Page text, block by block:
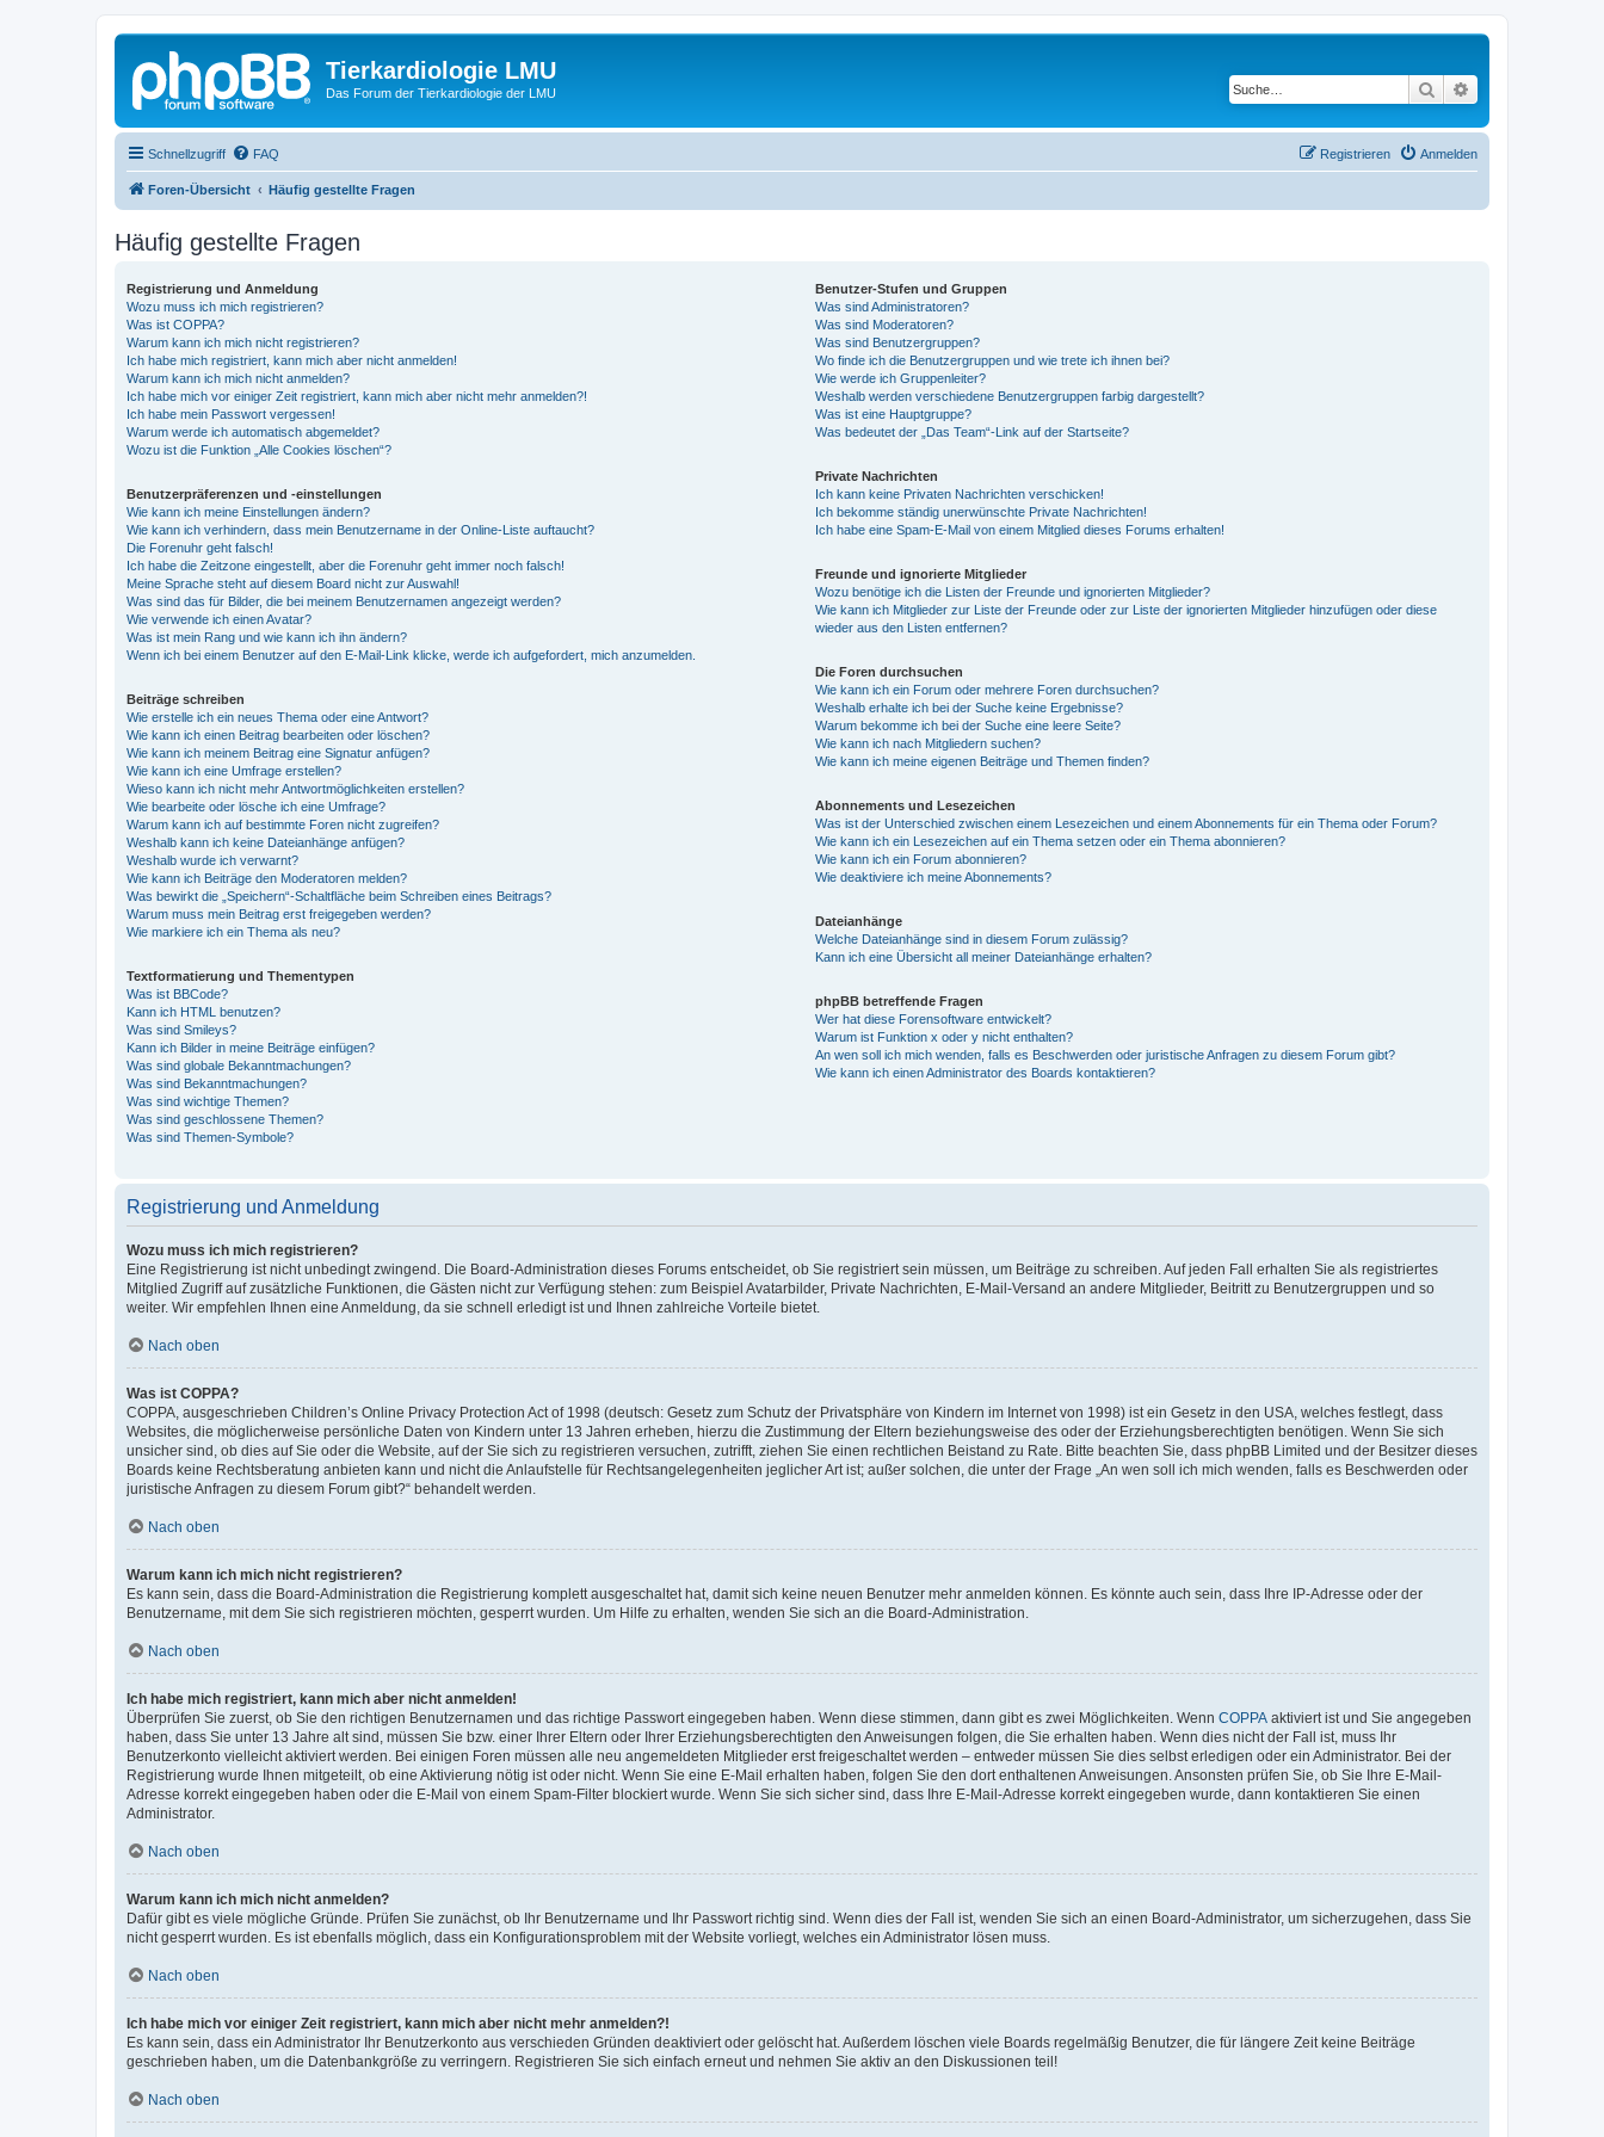
Tierkardiologie LMU
Das Forum der Tierkardiologie der LMU Suche
Schnellzugriff FAQ Anmelden
Registrieren
Foren-Übersicht Häufig gestellte Fragen
Häufig gestellte Fragen
Registrierung und Anmeldung
Wozu muss ich mich registrieren?
Was ist COPPA?
Warum kann ich mich nicht registrieren?
Ich habe mich registriert, kann mich aber nicht anmelden!
Warum kann ich mich nicht anmelden?
Ich habe mich vor einiger Zeit registriert, kann mich aber nicht mehr anmelden?!
Ich habe mein Passwort vergessen!
Warum werde ich automatisch abgemeldet?
Wozu ist die Funktion „Alle Cookies löschen“?
Benutzerpräferenzen und -einstellungen
Wie kann ich meine Einstellungen ändern?
Wie kann ich verhindern, dass mein Benutzername in der Online-Liste auftaucht?
Die Forenuhr geht falsch!
Ich habe die Zeitzone eingestellt, aber die Forenuhr geht immer noch falsch!
Meine Sprache steht auf diesem Board nicht zur Auswahl!
Was sind das für Bilder, die bei meinem Benutzernamen angezeigt werden?
Wie verwende ich einen Avatar?
Was ist mein Rang und wie kann ich ihn ändern?
Wenn ich bei einem Benutzer auf den E-Mail-Link klicke, werde ich aufgefordert, mich anzumelden.
Beiträge schreiben
Wie erstelle ich ein neues Thema oder eine Antwort?
Wie kann ich einen Beitrag bearbeiten oder löschen?
Wie kann ich meinem Beitrag eine Signatur anfügen?
Wie kann ich eine Umfrage erstellen?
Wieso kann ich nicht mehr Antwortmöglichkeiten erstellen?
Wie bearbeite oder lösche ich eine Umfrage?
Warum kann ich auf bestimmte Foren nicht zugreifen?
Weshalb kann ich keine Dateianhänge anfügen?
Weshalb wurde ich verwarnt?
Wie kann ich Beiträge den Moderatoren melden?
Was bewirkt die „Speichern“-Schaltfläche beim Schreiben eines Beitrags?
Warum muss mein Beitrag erst freigegeben werden?
Wie markiere ich ein Thema als neu?
Textformatierung und Thementypen
Was ist BBCode?
Kann ich HTML benutzen?
Was sind Smileys?
Kann ich Bilder in meine Beiträge einfügen?
Was sind globale Bekanntmachungen?
Was sind Bekanntmachungen?
Was sind wichtige Themen?
Was sind geschlossene Themen?
Was sind Themen-Symbole?
Benutzer-Stufen und Gruppen
Was sind Administratoren?
Was sind Moderatoren?
Was sind Benutzergruppen?
Wo finde ich die Benutzergruppen und wie trete ich ihnen bei?
Wie werde ich Gruppenleiter?
Weshalb werden verschiedene Benutzergruppen farbig dargestellt?
Was ist eine Hauptgruppe?
Was bedeutet der „Das Team“-Link auf der Startseite?
Private Nachrichten
Ich kann keine Privaten Nachrichten verschicken!
Ich bekomme ständig unerwünschte Private Nachrichten!
Ich habe eine Spam-E-Mail von einem Mitglied dieses Forums erhalten!
Freunde und ignorierte Mitglieder
Wozu benötige ich die Listen der Freunde und ignorierten Mitglieder?
Wie kann ich Mitglieder zur Liste der Freunde oder zur Liste der ignorierten Mitglieder hinzufügen oder diese
wieder aus den Listen entfernen?
Die Foren durchsuchen
Wie kann ich ein Forum oder mehrere Foren durchsuchen?
Weshalb erhalte ich bei der Suche keine Ergebnisse?
Warum bekomme ich bei der Suche eine leere Seite?
Wie kann ich nach Mitgliedern suchen?
Wie kann ich meine eigenen Beiträge und Themen finden?
Abonnements und Lesezeichen
Was ist der Unterschied zwischen einem Lesezeichen und einem Abonnements für ein Thema oder Forum?
Wie kann ich ein Lesezeichen auf ein Thema setzen oder ein Thema abonnieren?
Wie kann ich ein Forum abonnieren?
Wie deaktiviere ich meine Abonnements?
Dateianhänge
Welche Dateianhänge sind in diesem Forum zulässig?
Kann ich eine Übersicht all meiner Dateianhänge erhalten?
phpBB betreffende Fragen
Wer hat diese Forensoftware entwickelt?
Warum ist Funktion x oder y nicht enthalten?
An wen soll ich mich wenden, falls es Beschwerden oder juristische Anfragen zu diesem Forum gibt?
Wie kann ich einen Administrator des Boards kontaktieren?
Registrierung und Anmeldung
Wozu muss ich mich registrieren?
Eine Registrierung ist nicht unbedingt zwingend. Die Board-Administration dieses Forums entscheidet, ob Sie registriert sein müssen, um Beiträge zu schreiben. Auf jeden Fall erhalten Sie als registriertes
Mitglied Zugriff auf zusätzliche Funktionen, die Gästen nicht zur Verfügung stehen: zum Beispiel Avatarbilder, Private Nachrichten, E-Mail-Versand an andere Mitglieder, Beitritt zu Benutzergruppen und so
weiter. Wir empfehlen Ihnen eine Anmeldung, da sie schnell erledigt ist und Ihnen zahlreiche Vorteile bietet.
Nach oben
Was ist COPPA?
COPPA, ausgeschrieben Children’s Online Privacy Protection Act of 1998 (deutsch: Gesetz zum Schutz der Privatsphäre von Kindern im Internet von 1998) ist ein Gesetz in den USA, welches festlegt, dass
Websites, die möglicherweise persönliche Daten von Kindern unter 13 Jahren erheben, hierzu die Zustimmung der Eltern beziehungsweise des oder der Erziehungsberechtigten benötigen. Wenn Sie sich
unsicher sind, ob dies auf Sie oder die Website, auf der Sie sich zu registrieren versuchen, zutrifft, ziehen Sie einen rechtlichen Beistand zu Rate. Bitte beachten Sie, dass phpBB Limited und der Besitzer dieses
Boards keine Rechtsberatung anbieten kann und nicht die Anlaufstelle für Rechtsangelegenheiten jeglicher Art ist; außer solchen, die unter der Frage „An wen soll ich mich wenden, falls es Beschwerden oder
juristische Anfragen zu diesem Forum gibt?“ behandelt werden.
Nach oben
Warum kann ich mich nicht registrieren?
Es kann sein, dass die Board-Administration die Registrierung komplett ausgeschaltet hat, damit sich keine neuen Benutzer mehr anmelden können. Es könnte auch sein, dass Ihre IP-Adresse oder der
Benutzername, mit dem Sie sich registrieren möchten, gesperrt wurden. Um Hilfe zu erhalten, wenden Sie sich an die Board-Administration.
Nach oben
Ich habe mich registriert, kann mich aber nicht anmelden!
Überprüfen Sie zuerst, ob Sie den richtigen Benutzernamen und das richtige Passwort eingegeben haben. Wenn diese stimmen, dann gibt es zwei Möglichkeiten. Wenn COPPA aktiviert ist und Sie angegeben
haben, dass Sie unter 13 Jahre alt sind, müssen Sie bzw. einer Ihrer Eltern oder Ihrer Erziehungsberechtigten den Anweisungen folgen, die Sie erhalten haben. Wenn dies nicht der Fall ist, muss Ihr
Benutzerkonto vielleicht aktiviert werden. Bei einigen Foren müssen alle neu angemeldeten Mitglieder erst freigeschaltet werden – entweder müssen Sie dies selbst erledigen oder ein Administrator. Bei der
Registrierung wurde Ihnen mitgeteilt, ob eine Aktivierung nötig ist oder nicht. Wenn Sie eine E-Mail erhalten haben, folgen Sie den dort enthaltenen Anweisungen. Ansonsten prüfen Sie, ob Sie Ihre E-Mail-
Adresse korrekt eingegeben haben oder die E-Mail von einem Spam-Filter blockiert wurde. Wenn Sie sich sicher sind, dass Ihre E-Mail-Adresse korrekt eingegeben wurde, dann kontaktieren Sie einen
Administrator.
Nach oben
Warum kann ich mich nicht anmelden?
Dafür gibt es viele mögliche Gründe. Prüfen Sie zunächst, ob Ihr Benutzername und Ihr Passwort richtig sind. Wenn dies der Fall ist, wenden Sie sich an einen Board-Administrator, um sicherzugehen, dass Sie
nicht gesperrt wurden. Es ist ebenfalls möglich, dass ein Konfigurationsproblem mit der Website vorliegt, welches ein Administrator lösen muss.
Nach oben
Ich habe mich vor einiger Zeit registriert, kann mich aber nicht mehr anmelden?!
Es kann sein, dass ein Administrator Ihr Benutzerkonto aus verschieden Gründen deaktiviert oder gelöscht hat. Außerdem löschen viele Boards regelmäßig Benutzer, die für längere Zeit keine Beiträge
geschrieben haben, um die Datenbankgröße zu verringern. Registrieren Sie sich einfach erneut und nehmen Sie aktiv an den Diskussionen teil!
Nach oben